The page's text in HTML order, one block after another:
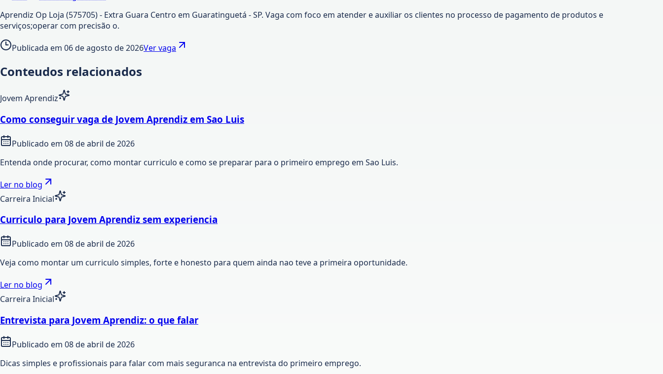
Aprendiz Op Loja (575705) - Extra Guara Centro em Guaratinguetá - SP. Vaga com foco em atender e auxiliar os clientes no processo de pagamento de produtos e
serviços;operar com precisão o.
Publicada em 06 de agosto de 2026Ver vaga
Conteudos relacionados
Jovem Aprendiz
Como conseguir vaga de Jovem Aprendiz em Sao Luis
Publicado em 08 de abril de 2026
Entenda onde procurar, como montar curriculo e como se preparar para o primeiro emprego em Sao Luis.
Ler no blog
Carreira Inicial
Curriculo para Jovem Aprendiz sem experiencia
Publicado em 08 de abril de 2026
Veja como montar um curriculo simples, forte e honesto para quem ainda nao teve a primeira oportunidade.
Ler no blog
Carreira Inicial
Entrevista para Jovem Aprendiz: o que falar
Publicado em 08 de abril de 2026
Dicas simples e profissionais para falar com mais seguranca na entrevista do primeiro emprego.